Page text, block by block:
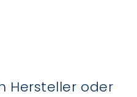
Hersteller oder